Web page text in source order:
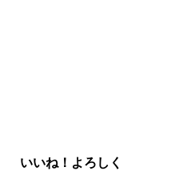
いいね！よろしく